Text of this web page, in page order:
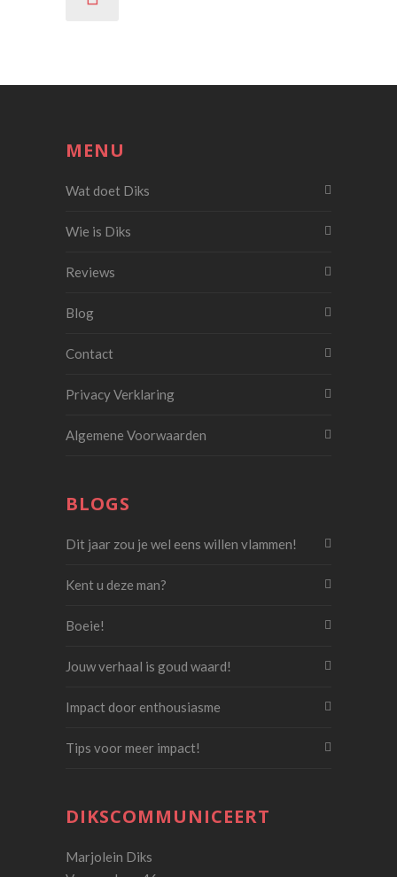
MENU
Wat doet Diks
Wie is Diks
Reviews
Blog
Contact
Privacy Verklaring
Algemene Voorwaarden
BLOGS
Dit jaar zou je wel eens willen vlammen!
Kent u deze man?
Boeie!
Jouw verhaal is goud waard!
Impact door enthousiasme
Tips voor meer impact!
DIKSCOMMUNICEERT
Marjolein Diks